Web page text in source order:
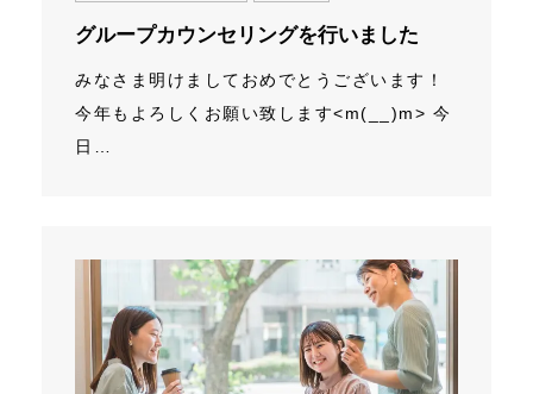
グループカウンセリングを行いました
みなさま明けましておめでとうございます！
今年もよろしくお願い致します<m(__)m> 今
日…